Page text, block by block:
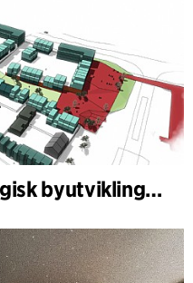
Rammeavtale, Strategisk byutvikling Århus kommune